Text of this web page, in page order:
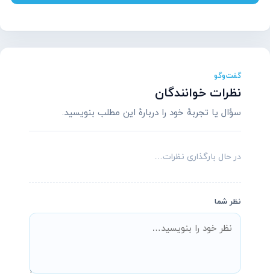
گفت‌وگو
نظرات خوانندگان
سؤال یا تجربهٔ خود را دربارهٔ این مطلب بنویسید.
در حال بارگذاری نظرات…
نظر شما